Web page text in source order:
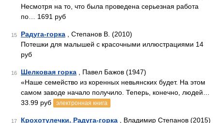
Несмотря на то, что была проведена серьезная работа
по… 1691 руб
15 Радуга-горка , Степанов В. (2010)
Потешки для малышей с красочными иллюстрациями 14
руб
16 Шелковая горка , Павел Бажов (1947)
«Наше семейство из коренных невьянских будет. На этом
самом заводе начало получило. Теперь, конечно, людей…
33.99 руб
электронная книга
17 Крохотулечки. Радуга-горка , Владимир Степанов (2015)